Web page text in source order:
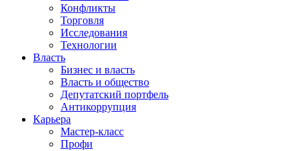
Конфликты
Торговля
Исследования
Технологии
Власть
Бизнес и власть
Власть и общество
Депутатский портфель
Антикоррупция
Карьера
Мастер-класс
Профи